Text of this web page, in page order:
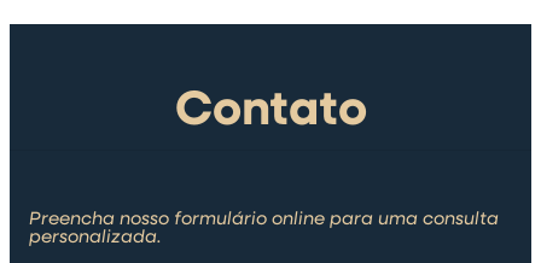
Contato
Preencha nosso formulário online para uma consulta
personalizada.